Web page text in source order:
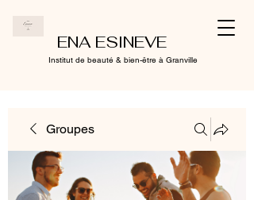
ENA ESINEVE
Institut de beauté & bien-être à Granville
Groupes